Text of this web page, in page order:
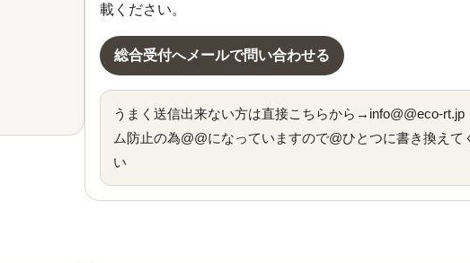
載ください。
総合受付へメールで問い合わせる
うまく送信出来ない方は直接こちらから→info@@eco-
ム防止の為@@になっていますので@ひとつに書き換えて
い